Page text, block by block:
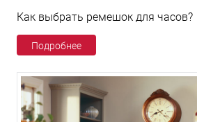
Как выбрать ремешок для часов?
Подробнее